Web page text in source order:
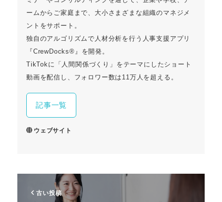
ームからご家庭まで、大小さまざまな組織のマネジメ
ントをサポート。
独自のアルゴリズムで人材分析を行う人事支援アプリ
『CrewDocks®︎』を開発。
TikTokに「人間関係づくり」をテーマにしたショート
動画を配信し、フォロワー数は11万人を超える。
記事一覧
ウェブサイト
古い投稿